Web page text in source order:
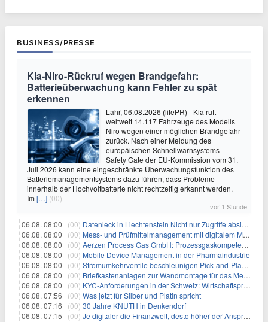
BUSINESS/PRESSE
Kia-Niro-Rückruf wegen Brandgefahr:
Batterieüberwachung kann Fehler zu spät
erkennen
Lahr, 06.08.2026 (lifePR) - Kia ruft
weltweit 14.117 Fahrzeuge des Modells
Niro wegen einer möglichen Brandgefahr
zurück. Nach einer Meldung des
europäischen Schnellwarnsystems
Safety Gate der EU-Kommission vom 31.
Juli 2026 kann eine eingeschränkte Überwachungsfunktion des
Batteriemanagementsystems dazu führen, dass Probleme
innerhalb der Hochvoltbatterie nicht rechtzeitig erkannt werden.
Im[…] (00)
vor 1 Stunde
06.08. 08:00 | (00) Datenleck in Liechtenstein Nicht nur Zugriffe absichern, sondern sensible Daten selbst schützen
06.08. 08:00 | (00) Mess- und Prüfmittelmanagement mit digitalem Management im Griff
06.08. 08:00 | (00) Aerzen Process Gas GmbH: Prozessgaskompetenz aus einer Hand
06.08. 08:00 | (00) Mobile Device Management in der Pharmaindustrie
06.08. 08:00 | (00) Stromumkehrventile beschleunigen Pick-and-Place-Prozesse mit Vakuum
06.08. 08:00 | (00) Briefkastenanlagen zur Wandmontage für das Mehrfamilienhaus | KNOBLOCH
06.08. 08:00 | (00) KYC-Anforderungen in der Schweiz: Wirtschaftsprüfer müssen Mitarbeiter-Screening ernst nehmen
06.08. 07:56 | (00) Was jetzt für Silber und Platin spricht
06.08. 07:16 | (00) 30 Jahre KNUTH in Denkendorf
06.08. 07:15 | (00) Je digitaler die Finanzwelt, desto höher der Anspruch an gute Beratung